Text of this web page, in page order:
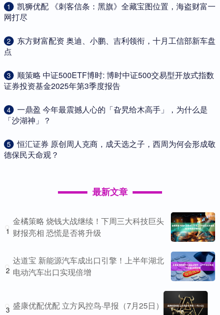
1
​凯狮优配 《刺客信条：黑旗》全藏宝图位置，海盗财富一
网打尽
2
​东方财富配资 奥迪、小鹏、吉利领衔，十月工信部新车盘
点
3
​顺策略 中证500ETF博时: 博时中证500交易型开放式指数
证券投资基金2025年第3季度报告
4
​一鼎盈 今年最震撼人心的「旮旯给木高手」，为什么是
「沙湖神」？
5
​恒汇证券 原创周人克商，成天选之子，西周为何会形成敬
德保民天命观？
最新文章
1
金橘策略 烧钱大战继续！下周三大科技巨头
财报亮相 恐慌是否将升级
2
达道宝 新能源汽车成出口引擎！上半年湖北
电动汽车出口实现倍增
3 盛康优配优配 立方风控鸟·早报（7月25日）